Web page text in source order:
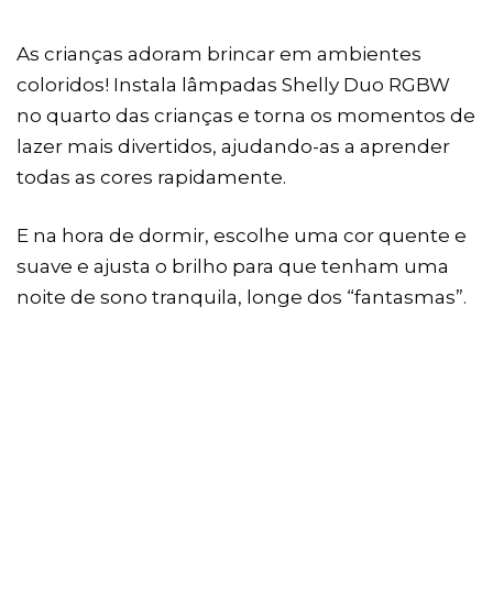
As crianças adoram brincar em ambientes
coloridos! Instala lâmpadas Shelly Duo RGBW
no quarto das crianças e torna os momentos de
lazer mais divertidos, ajudando-as a aprender
todas as cores rapidamente.
E na hora de dormir, escolhe uma cor quente e
suave e ajusta o brilho para que tenham uma
noite de sono tranquila, longe dos “fantasmas”.